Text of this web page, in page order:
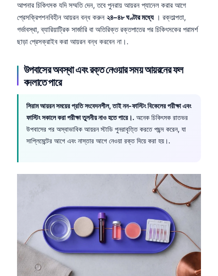
আপনার চিকিৎসক যদি সম্মতি দেন, তবে পুনরায় আয়রন প্যানেল করার আগে
প্রেসক্রিপশনবিহীন আয়রন বন্ধ করুন ২৪–৪৮ ঘণ্টার মধ্যে। রক্তাল্পতা,
গর্ভাবস্থা, ব্যারিয়াট্রিক সার্জারি বা অতিরিক্ত রক্তপাতের পর চিকিৎসকের পরামর্শ
ছাড়া প্রেসক্রাইব করা আয়রন বন্ধ করবেন না।.
উপবাসের অবস্থা এবং রক্ত নেওয়ার সময় আয়রনের ফল
বদলাতে পারে
সিরাম আয়রন সময়ের প্রতি সংবেদনশীল, তাই নন-ফাস্টিং বিকেলের পরীক্ষা এবং
ফাস্টিং সকালে করা পরীক্ষা তুলনীয় নাও হতে পারে।. অনেক চিকিৎসক রাতভর
উপবাসের পর অস্বাভাবিক আয়রন স্টাডি পুনরাবৃত্তি করতে পছন্দ করেন, যা
সাপ্লিমেন্টের আগে এবং নাস্তার আগে নেওয়া রক্ত দিয়ে করা হয়।.